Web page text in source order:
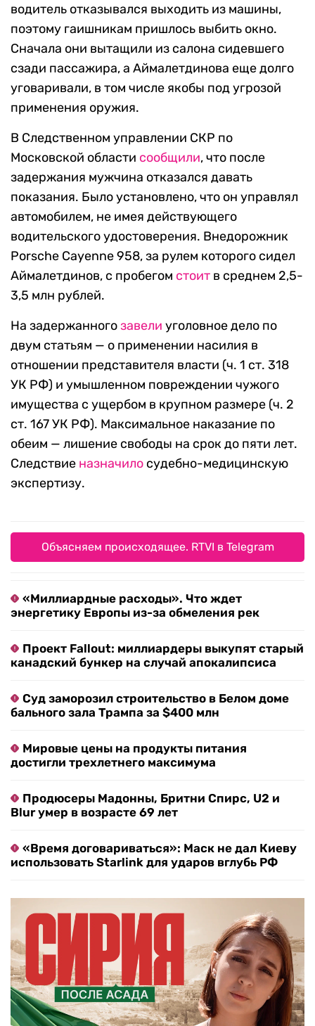
водитель отказывался выходить из машины,
поэтому гаишникам пришлось выбить окно.
Сначала они вытащили из салона сидевшего
сзади пассажира, а Аймалетдинова еще долго
уговаривали, в том числе якобы под угрозой
применения оружия.
В Следственном управлении СКР по
Московской области сообщили, что после
задержания мужчина отказался давать
показания. Было установлено, что он управлял
автомобилем, не имея действующего
водительского удостоверения. Внедорожник
Porsche Cayenne 958, за рулем которого сидел
Аймалетдинов, с пробегом стоит в среднем 2,5-
3,5 млн рублей.
На задержанногозавели уголовное дело по
двум статьям — о применении насилия в
отношении представителя власти (ч. 1 ст. 318
УК РФ) и умышленном повреждении чужого
имущества с ущербом в крупном размере (ч. 2
ст. 167 УК РФ). Максимальное наказание по
обеим — лишение свободы на срок до пяти лет.
Следствие назначило судебно-медицинскую
экспертизу.
Объясняем происходящее. RTVI в Telegram
«Миллиардные расходы». Что ждет
энергетику Европы из-за обмеления рек
Проект Fallout: миллиардеры выкупят старый
канадский бункер на случай апокалипсиса
Суд заморозил строительство в Белом доме
бального зала Трампа за $400 млн
Мировые цены на продукты питания
достигли трехлетнего максимума
Продюсеры Мадонны, Бритни Спирс, U2 и
Blur умер в возрасте 69 лет
«Время договариваться»: Маск не дал Киеву
использовать Starlink для ударов вглубь РФ